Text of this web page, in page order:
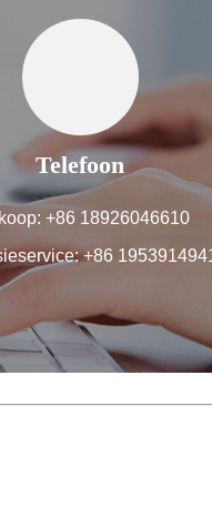
Telefoon
+86 18926046610
+86